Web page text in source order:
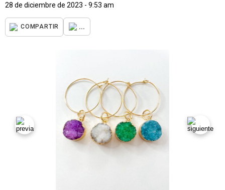
28 de diciembre de 2023 - 9:53 am
COMPARTIR ...